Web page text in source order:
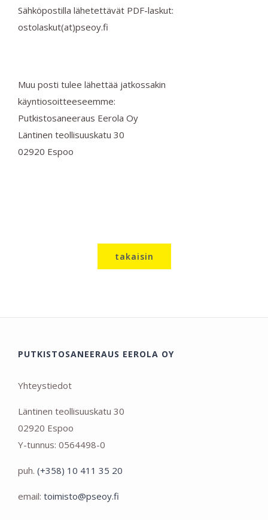
Sähköpostilla lähetettävät PDF-laskut:
ostolaskut(at)pseoy.fi
Muu posti tulee lähettää jatkossakin
käyntiosoitteeseemme:
Putkistosaneeraus Eerola Oy
Läntinen teollisuuskatu 30
02920 Espoo
takaisin
PUTKISTOSANEERAUS EEROLA OY
Yhteystiedot
Läntinen teollisuuskatu 30
02920 Espoo
Y-tunnus: 0564498-0
puh. (+358) 10 411 35 20
email: toimisto@pseoy.fi